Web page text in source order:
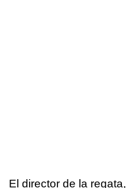
El director de la regata,